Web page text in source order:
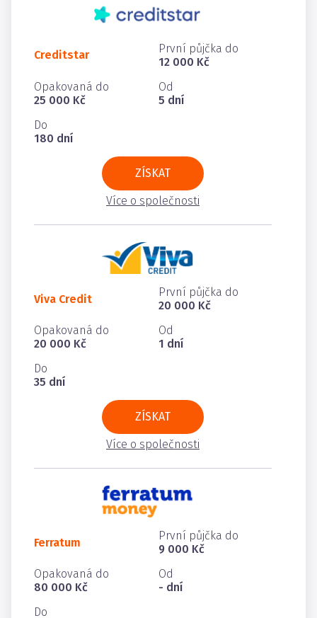
Creditstar
První půjčka do
12 000 Kč
Opakovaná do
25 000 Kč
Od
5 dní
Do
180 dní
ZÍSKAT
Více o společnosti
Viva Credit
První půjčka do
20 000 Kč
Opakovaná do
20 000 Kč
Od
1 dní
Do
35 dní
ZÍSKAT
Více o společnosti
Ferratum
První půjčka do
9 000 Kč
Opakovaná do
80 000 Kč
Od
- dní
Do